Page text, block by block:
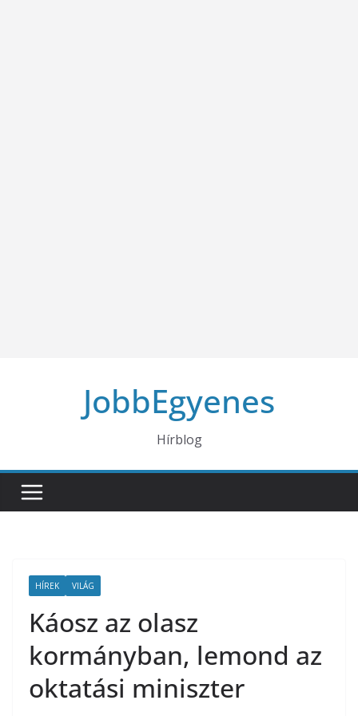
JobbEgyenes
Hírblog
HÍREK VILÁG
Káosz az olasz
kormányban, lemond az
oktatási miniszter